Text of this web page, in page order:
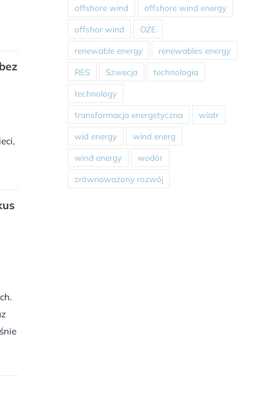
offshore wind offshore wind energy
offshor wind OZE
renewable energy renewables energy
RES Szwecja technologia
technology
transformacja energetyczna wiatr
wid energy wind energ
wind energy wodór
zrównoważony rozwój